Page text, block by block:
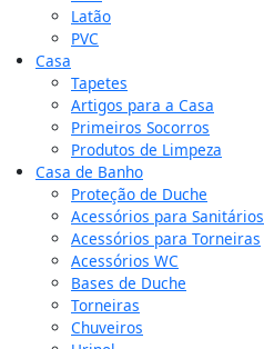
Latão
PVC
Casa
Tapetes
Artigos para a Casa
Primeiros Socorros
Produtos de Limpeza
Casa de Banho
Proteção de Duche
Acessórios para Sanitários
Acessórios para Torneiras
Acessórios WC
Bases de Duche
Torneiras
Chuveiros